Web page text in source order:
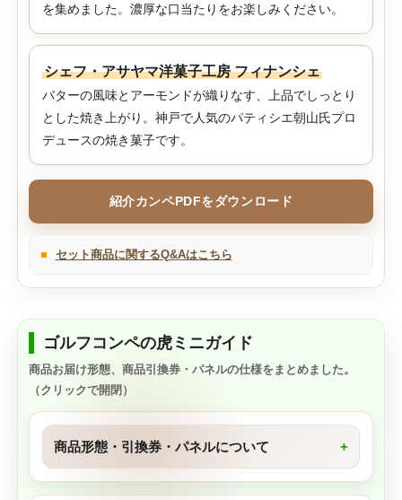
を集めました。濃厚な口当たりをお楽しみください。
シェフ・アサヤマ洋菓子工房 フィナンシェ
バターの風味とアーモンドが織りなす、上品でしっとり
とした焼き上がり。神戸で人気のパティシエ朝山氏プロ
デュースの焼き菓子です。
紹介カンペPDFをダウンロード
■ セット商品に関するQ&Aはこちら
ゴルフコンペの虎ミニガイド
商品お届け形態、商品引換券・パネルの仕様をまとめました。
（クリックで開閉）
商品形態・引換券・パネルについて